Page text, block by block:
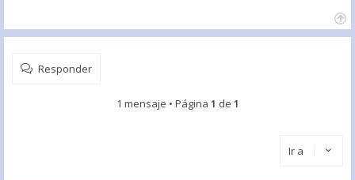
Responder
1 mensaje • Página 1 de 1
Ir a